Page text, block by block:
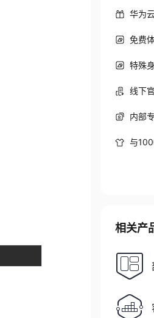
华为
免费
特殊
线下
内部
与
相关产